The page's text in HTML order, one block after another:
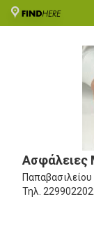
Ασφάλειες
Τηλ.